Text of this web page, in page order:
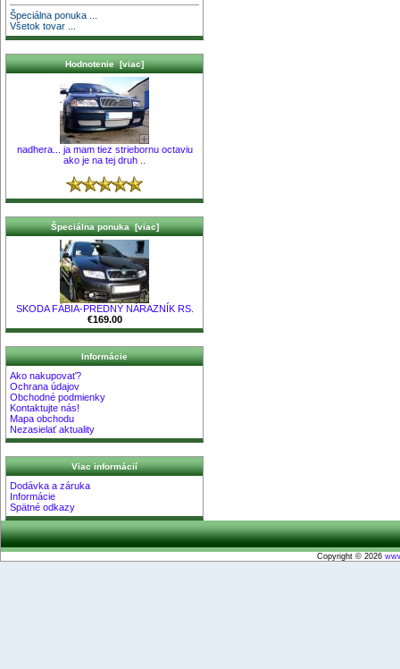
Špeciálna ponuka ...
Všetok tovar ...
Hodnotenie [viac]
nadhera... ja mam tiez striebornu octaviu
ako je na tej druh ..
Špeciálna ponuka [viac]
SKODA FÁBIA-PREDNÝ NÁRAZNÍK RS.
€169.00
Informácie
Ako nakupovať?
Ochrana údajov
Obchodné podmienky
Kontaktujte nás!
Mapa obchodu
Nezasielať aktuality
Viac informácií
Dodávka a záruka
Informácie
Spätné odkazy
Copyright © 2026